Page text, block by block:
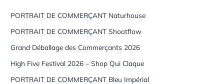
PORTRAIT DE COMMERÇANT Naturhouse
PORTRAIT DE COMMERÇANT Shootflow
Grand Déballage des Commerçants 2026
High Five Festival 2026 – Shop Qui Claque
PORTRAIT DE COMMERÇANT Bleu Impérial